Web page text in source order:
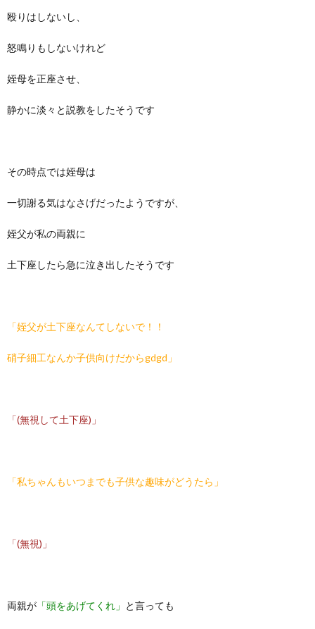
殴りはしないし、
怒鳴りもしないけれど
姪母を正座させ、
静かに淡々と説教をしたそうです
その時点では姪母は
一切謝る気はなさげだったようですが、
姪父が私の両親に
土下座したら急に泣き出したそうです
「姪父が土下座なんてしないで！！
硝子細工なんか子供向けだからgdgd」
「(無視して土下座)」
「私ちゃんもいつまでも子供な趣味がどうたら」
「(無視)」
両親が 「頭をあげてくれ」 と言っても